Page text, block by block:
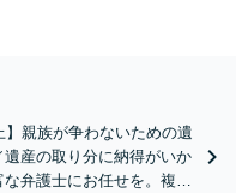
親族が争わないための遺
産の取り分に納得がいか
弁護士にお任せを。複雑